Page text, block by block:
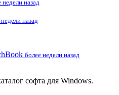
недели назад
назад
более недели назад
софта для Windows.